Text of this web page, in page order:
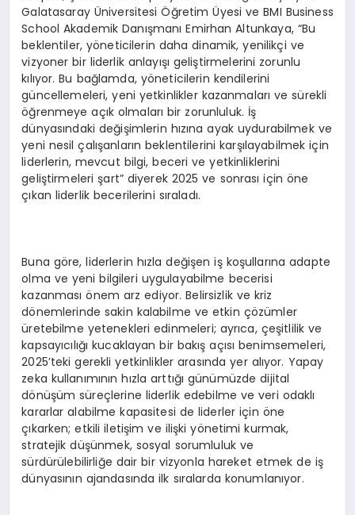
Galatasaray Üniversitesi Öğretim Üyesi ve BMI Business
School Akademik Danışmanı Emirhan Altunkaya, “Bu
beklentiler, yöneticilerin daha dinamik, yenilikçi ve
vizyoner bir liderlik anlayışı geliştirmelerini zorunlu
kılıyor. Bu bağlamda, yöneticilerin kendilerini
güncellemeleri, yeni yetkinlikler kazanmaları ve sürekli
öğrenmeye açık olmaları bir zorunluluk. İş
dünyasındaki değişimlerin hızına ayak uydurabilmek ve
yeni nesil çalışanların beklentilerini karşılayabilmek için
liderlerin, mevcut bilgi, beceri ve yetkinliklerini
geliştirmeleri şart” diyerek 2025 ve sonrası için öne
çıkan liderlik becerilerini sıraladı.
Buna göre, liderlerin hızla değişen iş koşullarına adapte
olma ve yeni bilgileri uygulayabilme becerisi
kazanması önem arz ediyor. Belirsizlik ve kriz
dönemlerinde sakin kalabilme ve etkin çözümler
üretebilme yetenekleri edinmeleri; ayrıca, çeşitlilik ve
kapsayıcılığı kucaklayan bir bakış açısı benimsemeleri,
2025’teki gerekli yetkinlikler arasında yer alıyor. Yapay
zeka kullanımının hızla arttığı günümüzde dijital
dönüşüm süreçlerine liderlik edebilme ve veri odaklı
kararlar alabilme kapasitesi de liderler için öne
çıkarken; etkili iletişim ve ilişki yönetimi kurmak,
stratejik düşünmek, sosyal sorumluluk ve
sürdürülebilirliğe dair bir vizyonla hareket etmek de iş
dünyasının ajandasında ilk sıralarda konumlanıyor.